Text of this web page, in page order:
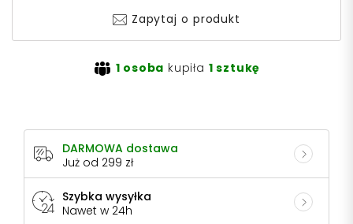
Zapytaj o produkt
1 osoba kupiła 1 sztukę
DARMOWA dostawa
Już od 299 zł
Szybka wysyłka
Nawet w 24h